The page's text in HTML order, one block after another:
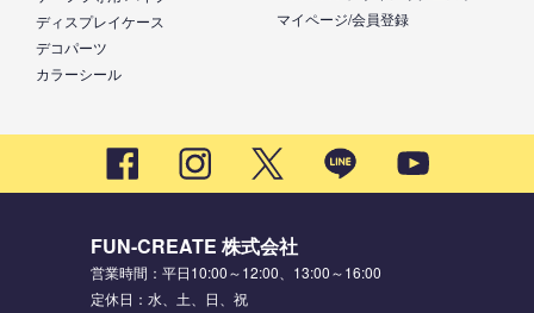
ディスプレイケース
デコパーツ
カラーシール
マイページ/会員登録
FUN-CREATE 株式会社
営業時間：平日10:00～12:00、13:00～16:00
定休日：水、土、日、祝